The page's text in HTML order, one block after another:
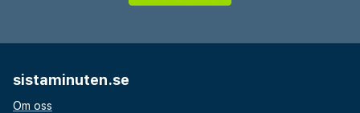
sistaminuten.se
Om oss